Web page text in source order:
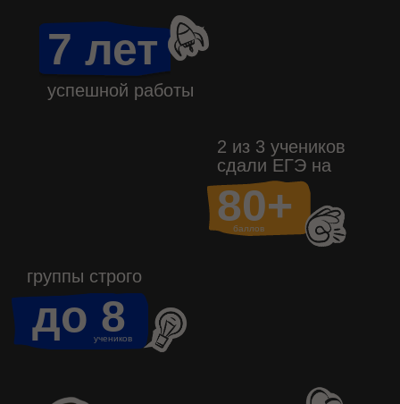
7 лет
успешной работы
80+
2 из 3 учеников
сдали ЕГЭ на
баллов
до 8
группы строго
учеников